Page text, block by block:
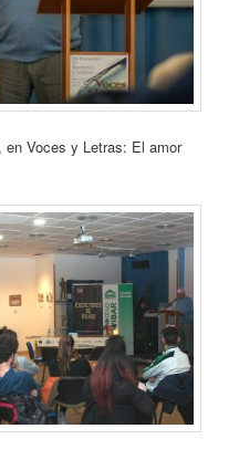
Voces y Letras: El amor